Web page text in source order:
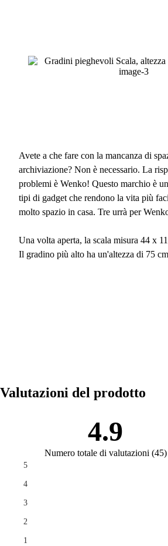
Avete a che fare con la mancanza di
archiviazione? Non è necessario. La
problemi è Wenko! Questo marchio è
tipi di gadget che rendono la vita più
molto spazio in casa. Tre urrà per
Una volta aperta, la scala misura 44 x
Il gradino più alto ha un'altezza di 75
Valutazioni del prodotto
4.9
Numero totale di valutazioni (45)
5
4
3
2
1